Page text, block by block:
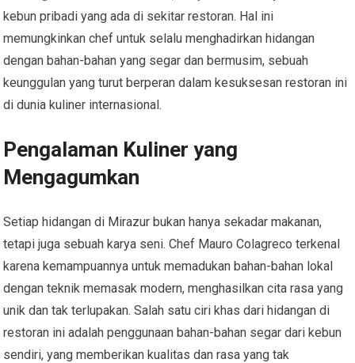
kebun pribadi yang ada di sekitar restoran. Hal ini
memungkinkan chef untuk selalu menghadirkan hidangan
dengan bahan-bahan yang segar dan bermusim, sebuah
keunggulan yang turut berperan dalam kesuksesan restoran ini
di dunia kuliner internasional.
Pengalaman Kuliner yang
Mengagumkan
Setiap hidangan di Mirazur bukan hanya sekadar makanan,
tetapi juga sebuah karya seni. Chef Mauro Colagreco terkenal
karena kemampuannya untuk memadukan bahan-bahan lokal
dengan teknik memasak modern, menghasilkan cita rasa yang
unik dan tak terlupakan. Salah satu ciri khas dari hidangan di
restoran ini adalah penggunaan bahan-bahan segar dari kebun
sendiri, yang memberikan kualitas dan rasa yang tak